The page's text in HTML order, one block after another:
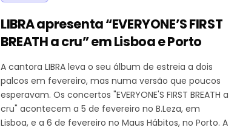
LIBRA apresenta “EVERYONE’S FIRST
BREATH a cru” em Lisboa e Porto
A cantora LIBRA leva o seu álbum de estreia a dois
palcos em fevereiro, mas numa versão que poucos
esperavam. Os concertos "EVERYONE'S FIRST BREATH a
cru" acontecem a 5 de fevereiro no B.Leza, em
Lisboa, e a 6 de fevereiro no Maus Hábitos, no Porto. A